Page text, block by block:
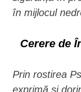
în mijlocul
Cerere de
Prin rostirea
exprimă și